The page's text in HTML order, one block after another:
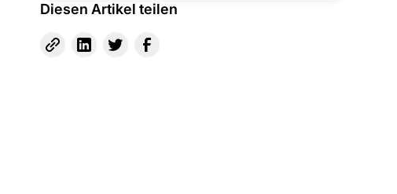
Diesen Artikel teilen